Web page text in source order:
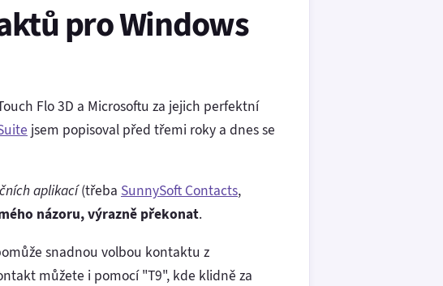
pro Windows
Flo 3D a Microsoftu za jejich perfektní
jsem popisoval před třemi roky a dnes se
aplikací(třeba SunnySoft Contacts,
názoru, výrazně překonat.
snadnou volbou kontaktu z
můžete i pomocí "T9", kde klidně za